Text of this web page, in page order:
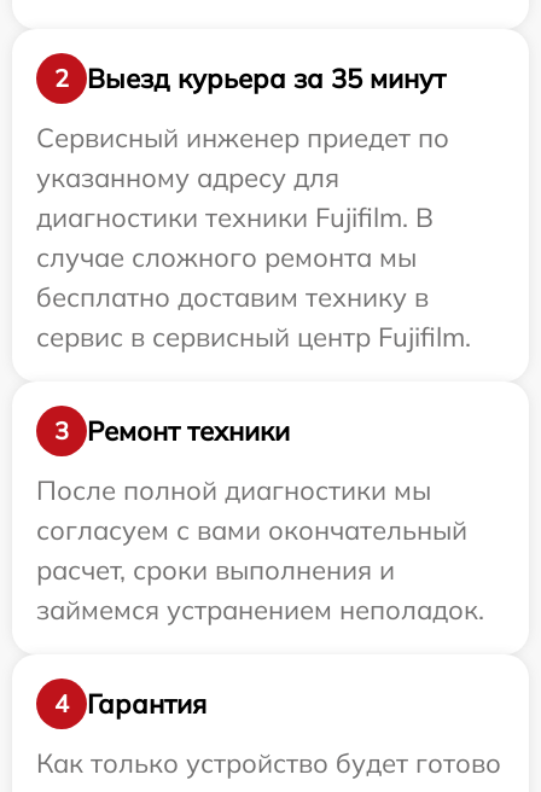
2
Выезд курьера за 35 минут
Сервисный инженер приедет по
указанному адресу для
диагностики техники Fujifilm. В
случае сложного ремонта мы
бесплатно доставим технику в
сервис в сервисный центр Fujifilm.
3
Ремонт техники
После полной диагностики мы
согласуем с вами окончательный
расчет, сроки выполнения и
займемся устранением неполадок.
4
Гарантия
Как только устройство будет готово